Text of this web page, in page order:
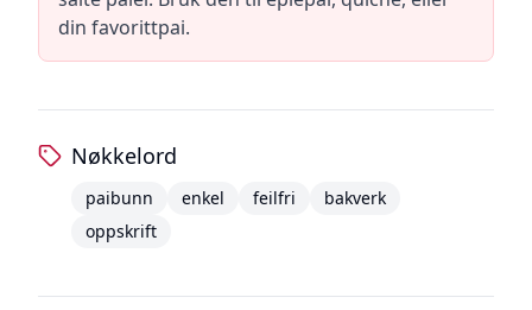
din favorittpai.
Nøkkelord
paibunn enkel feilfri
bakverk
oppskrift